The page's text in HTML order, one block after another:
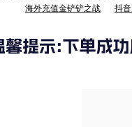
海外充值金铲铲之战
抖